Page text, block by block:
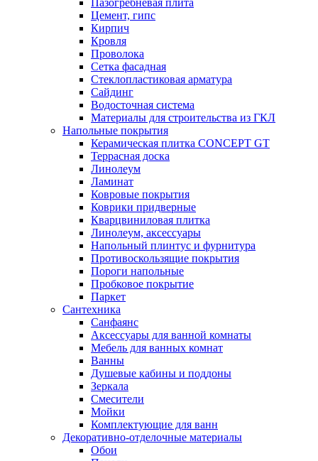
Цемент, гипс
Кирпич
Кровля
Проволока
Сетка фасадная
Стеклопластиковая арматура
Сайдинг
Водосточная система
Материалы для строительства из ГКЛ
Напольные покрытия
Керамическая плитка CONCEPT GT
Террасная доска
Линолеум
Ламинат
Ковровые покрытия
Коврики придверные
Кварцвиниловая плитка
Линолеум, аксессуары
Напольный плинтус и фурнитура
Противоскользящие покрытия
Пороги напольные
Пробковое покрытие
Паркет
Сантехника
Санфаянс
Аксессуары для ванной комнаты
Мебель для ванных комнат
Ванны
Душевые кабины и поддоны
Зеркала
Смесители
Мойки
Комплектующие для ванн
Декоративно-отделочные материалы
Обои